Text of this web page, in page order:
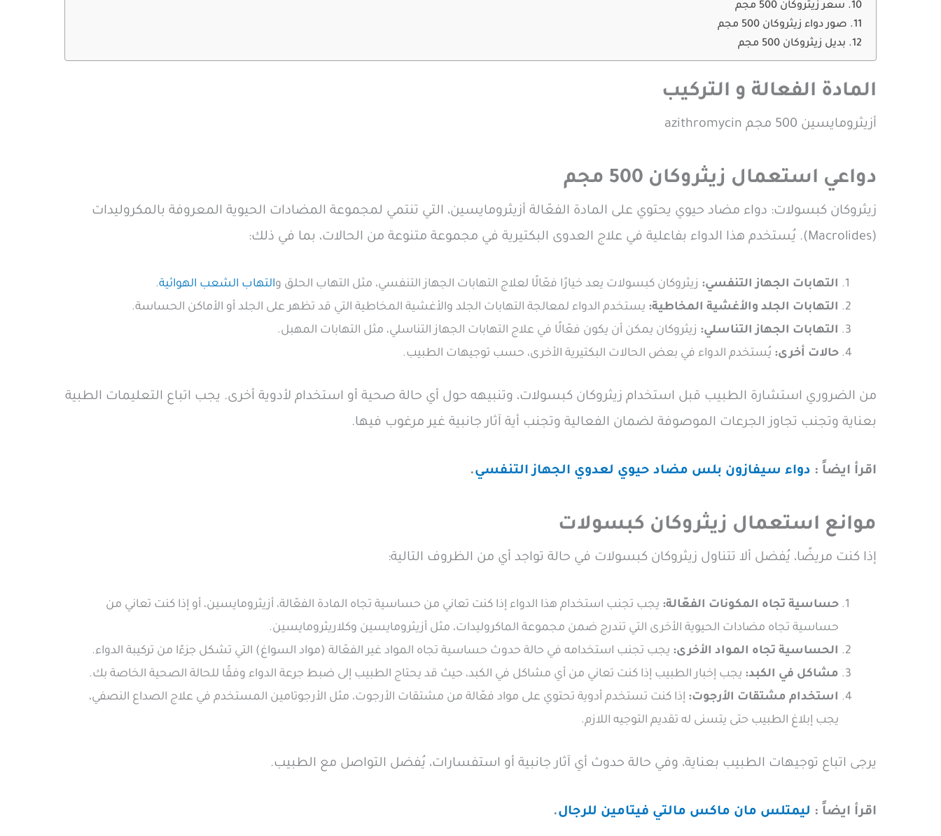
سعر زيثروكان 500 مجم
صور دواء زيثروكان 500 مجم
بديل زيثروكان 500 مجم
المادة الفعالة و التركيب
أزيثرومايسين 500 مجم azithromycin
دواعي استعمال زيثروكان 500 مجم
زيثروكان كبسولات: دواء مضاد حيوي يحتوي على المادة الفعّالة أزيثرومايسين، التي تنتمي لمجموعة المضادات الحيوية المعروفة بالمكروليدات
(Macrolides). يُستخدم هذا الدواء بفاعلية في علاج العدوى البكتيرية في مجموعة متنوعة من الحالات، بما في ذلك:
التهابات الجهاز التنفسي: زيثروكان كبسولات يعد خيارًا فعّالًا لعلاج التهابات الجهاز التنفسي، مثل التهاب الحلق والتهاب الشعب الهوائية.
التهابات الجلد والأغشية المخاطية: يستخدم الدواء لمعالجة التهابات الجلد والأغشية المخاطية التي قد تظهر على الجلد أو الأماكن الحساسة.
التهابات الجهاز التناسلي: زيثروكان يمكن أن يكون فعّالًا في علاج التهابات الجهاز التناسلي، مثل التهابات المهبل.
حالات أخرى: يُستخدم الدواء في بعض الحالات البكتيرية الأخرى، حسب توجيهات الطبيب.
من الضروري استشارة الطبيب قبل استخدام زيثروكان كبسولات، وتنبيهه حول أي حالة صحية أو استخدام لأدوية أخرى. يجب اتباع التعليمات الطبية
بعناية وتجنب تجاوز الجرعات الموصوفة لضمان الفعالية وتجنب أية آثار جانبية غير مرغوب فيها.
اقرأ ايضاً : دواء سيفازون بلس مضاد حيوي لعدوي الجهاز التنفسي.
موانع استعمال زيثروكان كبسولات
إذا كنت مريضًا، يُفضل ألا تتناول زيثروكان كبسولات في حالة تواجد أي من الظروف التالية:
حساسية تجاه المكونات الفعّالة: يجب تجنب استخدام هذا الدواء إذا كنت تعاني من حساسية تجاه المادة الفعّالة، أزيثرومايسين، أو إذا كنت تعاني من
حساسية تجاه مضادات الحيوية الأخرى التي تندرج ضمن مجموعة الماكروليدات، مثل أزيثرومايسين وكلاريثرومايسين.
الحساسية تجاه المواد الأخرى: يجب تجنب استخدامه في حالة حدوث حساسية تجاه المواد غير الفعّالة (مواد السواغ) التي تشكل جزءًا من تركيبة الدواء.
مشاكل في الكبد: يجب إخبار الطبيب إذا كنت تعاني من أي مشاكل في الكبد، حيث قد يحتاج الطبيب إلى ضبط جرعة الدواء وفقًا للحالة الصحية الخاصة بك.
استخدام مشتقات الأرجوت: إذا كنت تستخدم أدوية تحتوي على مواد فعّالة من مشتقات الأرجوت، مثل الأرجوتامين المستخدم في علاج الصداع النصفي،
يجب إبلاغ الطبيب حتى يتسنى له تقديم التوجيه اللازم.
يرجى اتباع توجيهات الطبيب بعناية، وفي حالة حدوث أي آثار جانبية أو استفسارات، يُفضل التواصل مع الطبيب.
اقرأ ايضاً : ليمتلس مان ماكس مالتي فيتامين للرجال.